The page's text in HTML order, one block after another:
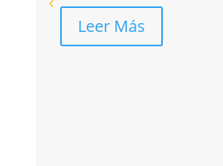
Leer Más